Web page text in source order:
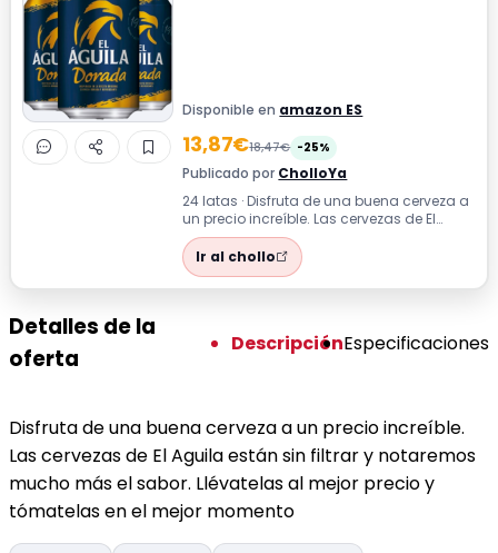
Disponible en amazon ES
13,87€18,47€ -25%
Publicado por CholloYa
24 latas · Disfruta de una buena cerveza a
un precio increíble. Las cervezas de El
Aguila están sin filtrar y notarem...
Ir al chollo
Detalles de la
oferta
DescripciónEspecificaciones
Disfruta de una buena cerveza a un precio increíble.
Las cervezas de El Aguila están sin filtrar y notaremos
mucho más el sabor. Llévatelas al mejor precio y
tómatelas en el mejor momento